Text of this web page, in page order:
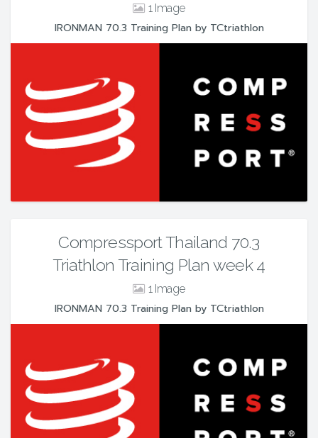
1
IRONMAN 70.3 Training Plan by TCtriathlon
Compressport Thailand 70.3
Triathlon Training Plan week 4
1
IRONMAN 70.3 Training Plan by TCtriathlon